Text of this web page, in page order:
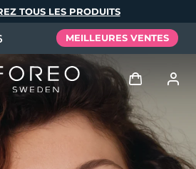
TOUS LES PRODUITS
MEILLEURES VENTES
Se connecter